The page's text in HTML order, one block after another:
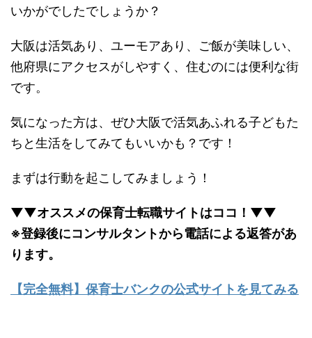
いかがでしたでしょうか？
大阪は活気あり、ユーモアあり、ご飯が美味しい、
他府県にアクセスがしやすく、住むのには便利な街
です。
気になった方は、ぜひ大阪で活気あふれる子どもた
ちと生活をしてみてもいいかも？です！
まずは行動を起こしてみましょう！
▼▼オススメの保育士転職サイトはココ！▼▼
※登録後にコンサルタントから電話による返答があ
ります。
【完全無料】保育士バンクの公式サイトを見てみる